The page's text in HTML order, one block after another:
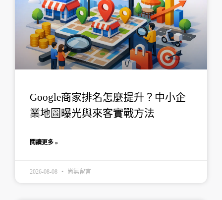
Google商家排名怎麼提升？中小企
業地圖曝光與來客實戰方法
閱讀更多 »
2026-08-08 尚無留言